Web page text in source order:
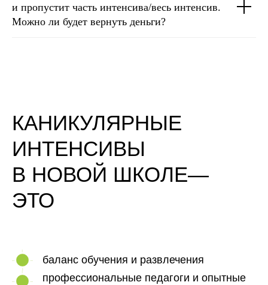
и пропустит часть интенсива/весь интенсив.
Можно ли будет вернуть деньги?
КАНИКУЛЯРНЫЕ
ИНТЕНСИВЫ
В НОВОЙ ШКОЛЕ—
ЭТО
баланс обучения и развлечения
профессиональные педагоги и опытные